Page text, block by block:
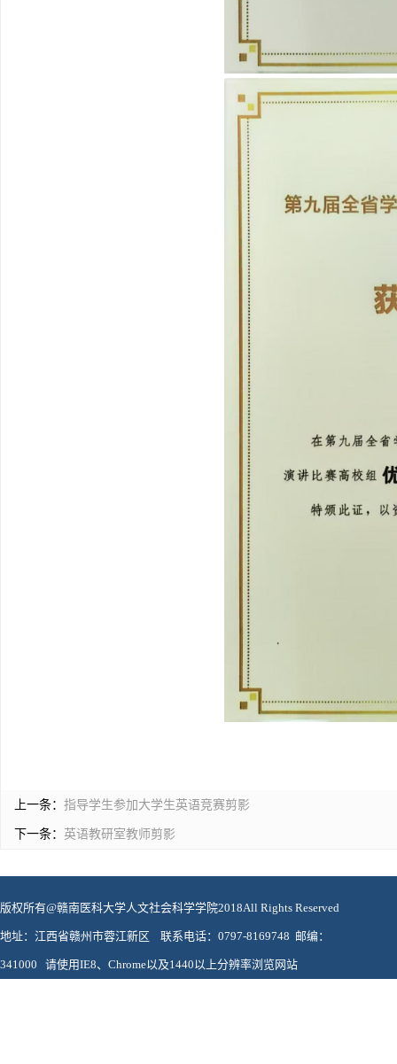
上一条： 指导学生参加大学生英语竞赛剪影
下一条： 英语教研室教师剪影
版权所有@赣南医科大学人文社会科学学院2018All Rights Reserved
地址：江西省赣州市蓉江新区 联系电话：0797-8169748 邮编：
341000 请使用IE8、Chrome以及1440以上分辨率浏览网站